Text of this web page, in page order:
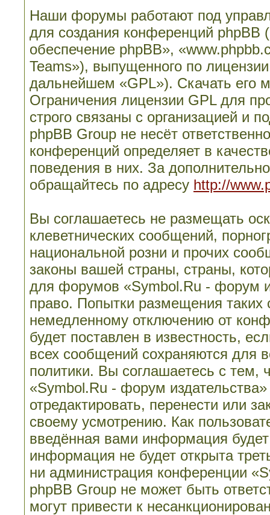
Наши форумы работают под
для создания конференций
обеспечение phpBB»,
Teams»), выпущенного по
дальнейшем «GPL»). Скачать его
Ограничения лицензии GPL для
строго связаны с организацией и
phpBB Group не несёт
конференций определяет в
поведения в них. За
обращайтесь по адресу http://
Вы соглашаетесь не размещать
клеветнических сообщений,
национальной розни и прочих
законы вашей страны, страны,
для форумов «Symbol.Ru - форум
право. Попытки размещения
немедленному отключению от
будет поставлен в известность,
всех сообщений сохраняются для
политики. Вы соглашаетесь с
«Symbol.Ru - форум
отредактировать, перенести или
своему усмотрению. Как
введённая вами информация
информация не будет открыта
ни администрация конференции
phpBB Group не может быть
могут привести к